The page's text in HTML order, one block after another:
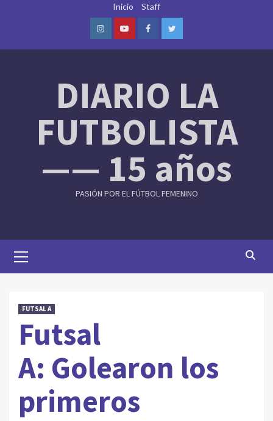
Inicio Staff
InstagramYoutubeFacebookTwitter
DIARIO LA
FUTBOLISTA
—— 15 años
PASIÓN POR EL FÚTBOL FEMENINO
Menu
FUTSAL A
Futsal
A: Golearon los
primeros